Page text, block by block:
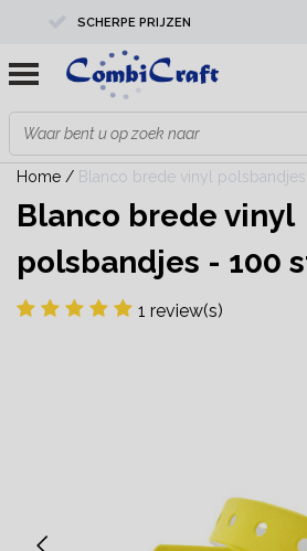
SCHERPE PRIJZEN
PROFESSIONELE KWALITEIT
EXPERTS IN MAATWERK
Home / Blanco brede vinyl
Blanco brede vinyl
polsbandjes - 100
1 review(s)